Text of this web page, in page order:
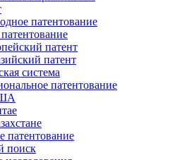
патентование
патент
патент
система
патентование
патентование
поиск